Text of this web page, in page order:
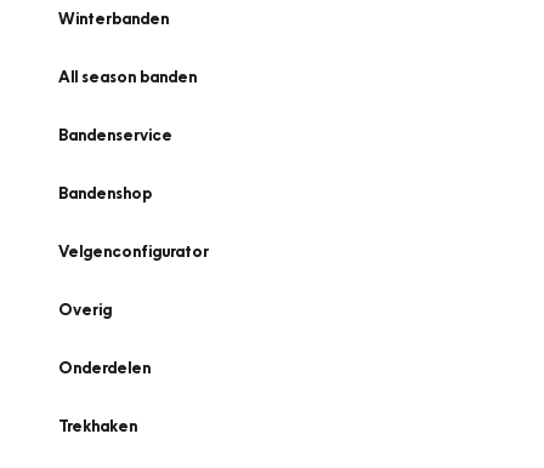
Winterbanden
All season banden
Bandenservice
Bandenshop
Velgenconfigurator
Overig
Onderdelen
Trekhaken